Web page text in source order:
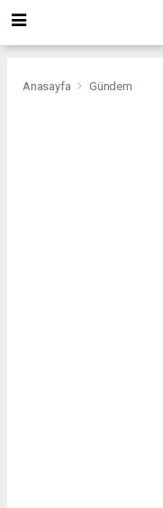
Anasayfa Gündem